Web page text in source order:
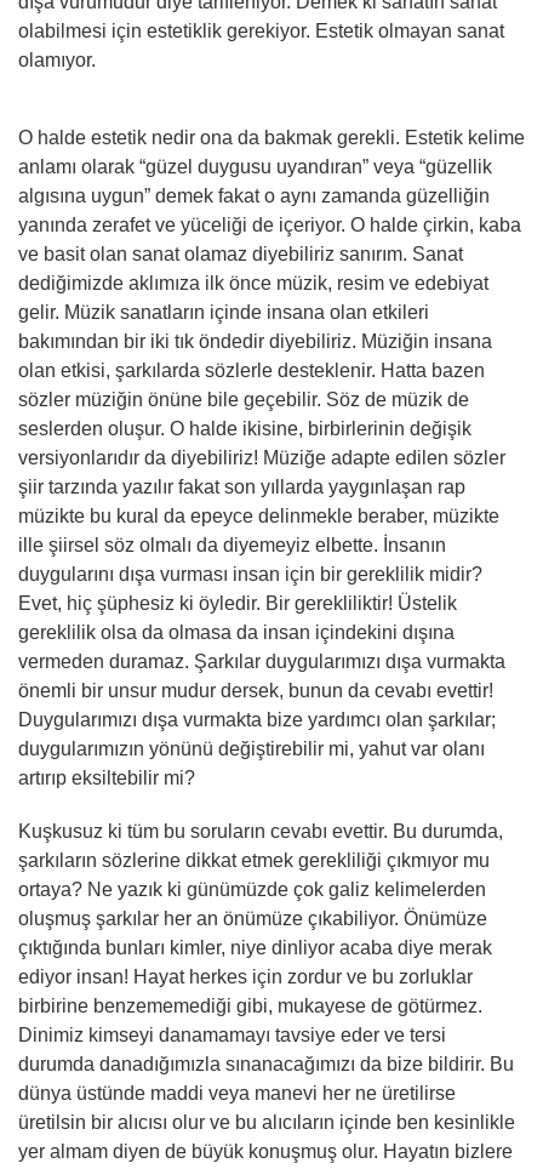
olabilmesi için estetiklik gerekiyor. Estetik olmayan sanat
olamıyor.
O halde estetik nedir ona da bakmak gerekli. Estetik kelime
anlamı olarak “güzel duygusu uyandıran” veya “güzellik
algısına uygun” demek fakat o aynı zamanda güzelliğin
yanında zerafet ve yüceliği de içeriyor. O halde çirkin, kaba
ve basit olan sanat olamaz diyebiliriz sanırım. Sanat
dediğimizde aklımıza ilk önce müzik, resim ve edebiyat
gelir. Müzik sanatların içinde insana olan etkileri
bakımından bir iki tık öndedir diyebiliriz. Müziğin insana
olan etkisi, şarkılarda sözlerle desteklenir. Hatta bazen
sözler müziğin önüne bile geçebilir. Söz de müzik de
seslerden oluşur. O halde ikisine, birbirlerinin değişik
versiyonlarıdır da diyebiliriz! Müziğe adapte edilen sözler
şiir tarzında yazılır fakat son yıllarda yaygınlaşan rap
müzikte bu kural da epeyce delinmekle beraber, müzikte
ille şiirsel söz olmalı da diyemeyiz elbette. İnsanın
duygularını dışa vurması insan için bir gereklilik midir?
Evet, hiç şüphesiz ki öyledir. Bir gerekliliktir! Üstelik
gereklilik olsa da olmasa da insan içindekini dışına
vermeden duramaz. Şarkılar duygularımızı dışa vurmakta
önemli bir unsur mudur dersek, bunun da cevabı evettir!
Duygularımızı dışa vurmakta bize yardımcı olan şarkılar;
duygularımızın yönünü değiştirebilir mi, yahut var olanı
artırıp eksiltebilir mi?
Kuşkusuz ki tüm bu soruların cevabı evettir. Bu durumda,
şarkıların sözlerine dikkat etmek gerekliliği çıkmıyor mu
ortaya? Ne yazık ki günümüzde çok galiz kelimelerden
oluşmuş şarkılar her an önümüze çıkabiliyor. Önümüze
çıktığında bunları kimler, niye dinliyor acaba diye merak
ediyor insan! Hayat herkes için zordur ve bu zorluklar
birbirine benzememediği gibi, mukayese de götürmez.
Dinimiz kimseyi danamamayı tavsiye eder ve tersi
durumda danadığımızla sınanacağımızı da bize bildirir. Bu
dünya üstünde maddi veya manevi her ne üretilirse
üretilsin bir alıcısı olur ve bu alıcıların içinde ben kesinlikle
yer almam diyen de büyük konuşmuş olur. Hayatın bizlere